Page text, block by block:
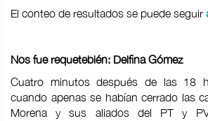
El conteo de resultados se puede seguir
Nos fue requetebién: Delfina Gómez
Cuatro minutos después de las 18
cuando apenas se habían cerrado las
Morena y sus aliados del PT y